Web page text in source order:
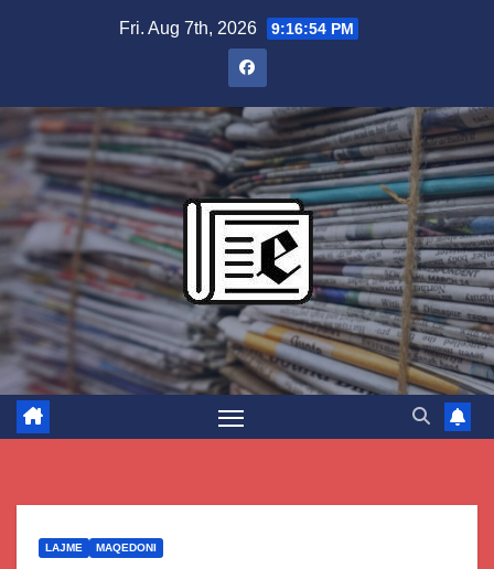
Fri. Aug 7th, 2026 9:16:55 PM
LAJME MAQEDONI